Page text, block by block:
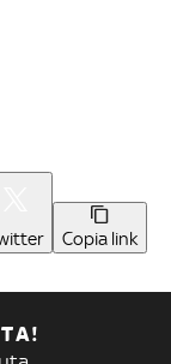
Copia link